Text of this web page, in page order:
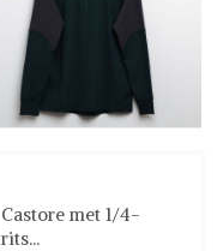
Castore met 1/4-
rits...